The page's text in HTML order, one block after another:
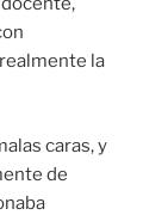
la
caras, y
de